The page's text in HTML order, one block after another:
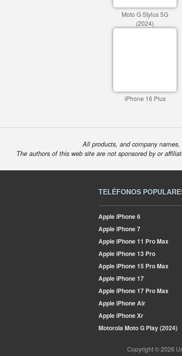
Moto G Stylus 5G
(2024)
iPhone 16 Plus
All products, and company
The authors of this web site are not sponsored by or
TELÉFONOS
AppleiPhone 6
AppleiPhone 7
AppleiPhone 11 Pro Max
AppleiPhone 13 Pro
AppleiPhone 15 Pro Max
AppleiPhone 17
AppleiPhone 17 Pro Max
AppleiPhone Air
AppleiPhone Xr
MotorolaMoto G Play (2024)
Copyright © 2026